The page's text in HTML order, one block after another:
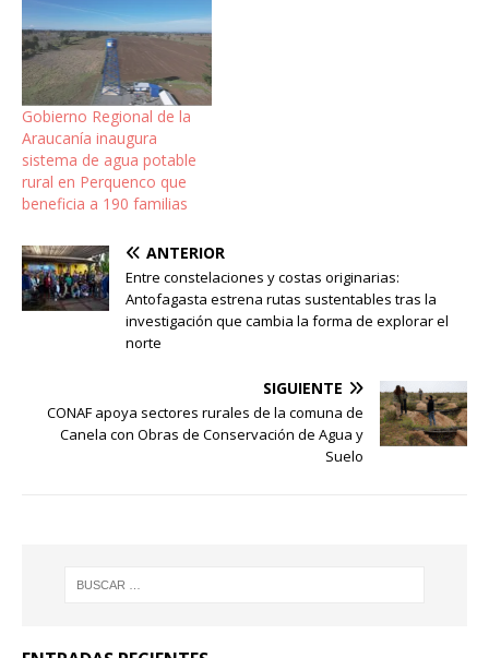
Gobierno Regional de la
Araucanía inaugura
sistema de agua potable
rural en Perquenco que
beneficia a 190 familias
ANTERIOR
Entre constelaciones y costas originarias:
Antofagasta estrena rutas sustentables tras la
investigación que cambia la forma de explorar el
norte
SIGUIENTE
CONAF apoya sectores rurales de la comuna de
Canela con Obras de Conservación de Agua y
Suelo